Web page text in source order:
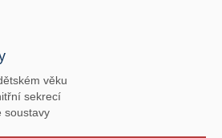
věku
sekrecí
soustavy